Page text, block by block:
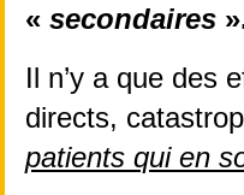
« secondaires
Il n’y a que des
directs,
patients qui en